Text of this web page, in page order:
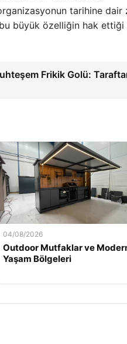
tarihine dair
büyük özelliğin hak ettiği
Frikik Golü:
04/08/2026
Outdoor Mutfaklar ve
Yaşam Bölgeleri